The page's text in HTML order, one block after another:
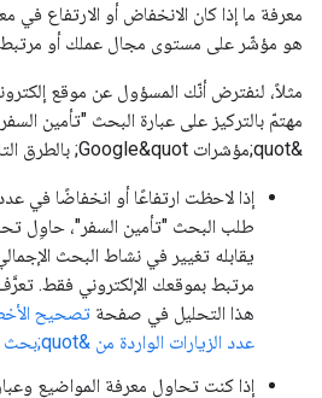
معرفة ما إذا كان الانخفاض أو الارتفاع في
هو مؤشّر على مستوى مجال عملك أو مرتبط
مثلاً، لنفترض أنّك المسؤول عن موقع
مهتمّ بالتركيز على عبارة البحث "تأمين
&quot;مؤشرات Google&quot; بالطرق التالية:
إذا لاحظت ارتفاعًا أو انخفاضًا في
طلب البحث "تأمين السفر"، حاوِل
يقابله تغيير في نشاط البحث
مرتبط بموقعك الإلكتروني فقط.
هذا التحليل في صفحة تصحيح
عدد الزيارات الواردة من &quot;بحث Google&quot;
إذا كنت تحاول معرفة المواضيع